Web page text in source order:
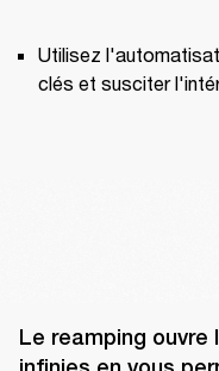
Utilisez
clés et susciter
Le reamping